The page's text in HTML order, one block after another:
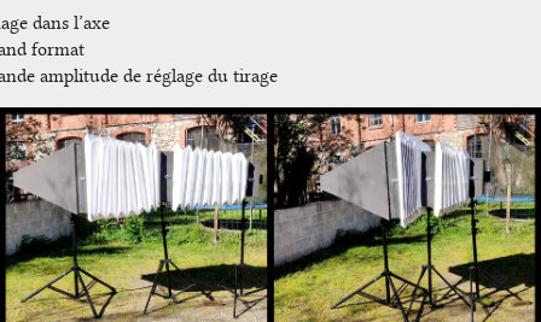
dans l’axe
format
amplitude de réglage du tirage